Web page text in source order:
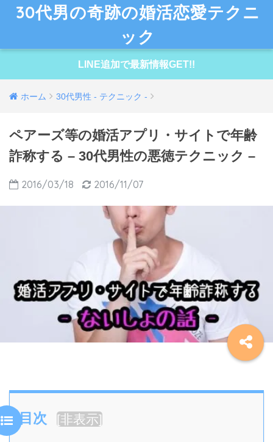
30代男の奇跡の婚活恋愛テクニ
ック
LINE追加で最新情報GET!!
ホーム 30代男性 - テクニック -
ペアーズ等の婚活アプリ・サイトで年齢
詐称する – 30代男性の悪徳テクニック –
2016/03/18 2016/11/07
目次 [非表示]